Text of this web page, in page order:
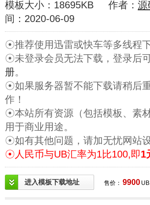
模板大小：18695KB 作者： 源
间：2020-06-09
☉推荐使用迅雷或快车等多线程
☉未登录会员无法下载，登录后
册。
☉如果服务器暂不能下载请稍后
作！
☉本站所有资源（包括模板、素
用于商业用途。
☉如有其他问题，请加无忧网站
☉人民币与UB汇率为1比100,即1
进入模板下载地址 售价： 9900 UB